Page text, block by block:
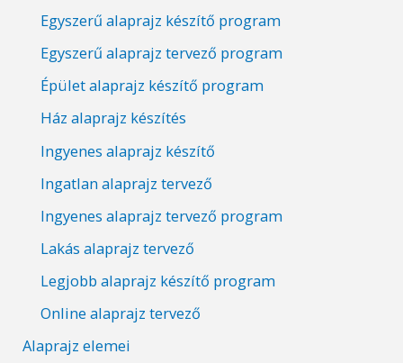
Egyszerű alaprajz készítő program
Egyszerű alaprajz tervező program
Épület alaprajz készítő program
Ház alaprajz készítés
Ingyenes alaprajz készítő
Ingatlan alaprajz tervező
Ingyenes alaprajz tervező program
Lakás alaprajz tervező
Legjobb alaprajz készítő program
Online alaprajz tervező
Alaprajz elemei